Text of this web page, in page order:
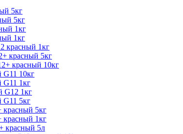
5кг
5кг
1кг
1кг
красный 1кг
красный 5кг
красный 10кг
G11 10кг
G11 1кг
G12 1кг
G11 5кг
красный 5кг
красный 1кг
красный 5л